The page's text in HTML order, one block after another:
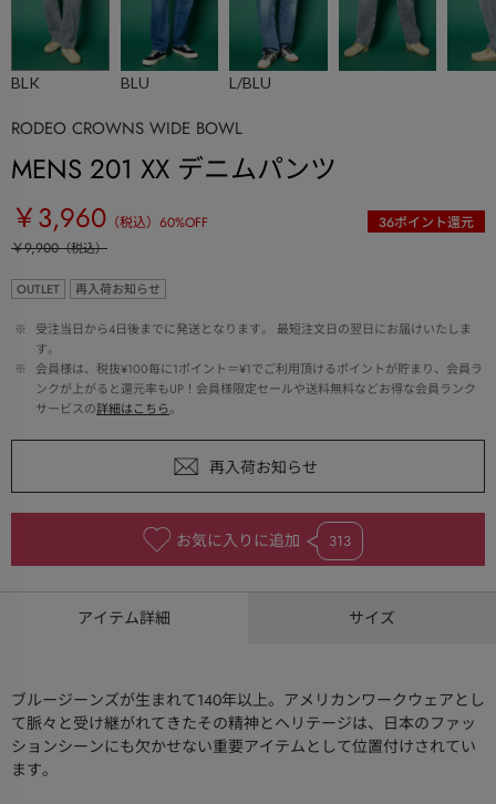
BLK BLU L/BLU
RODEO CROWNS WIDE BOWL
MENS 201 XX デニムパンツ
￥3,960 （税込） 60%OFF 36ポイント還元
￥9,900（税込）
OUTLET 再入荷お知らせ
※
受注当日から4日後までに発送となります。 最短注文日の翌日にお届けいたしま
す。
※
会員様は、税抜¥100毎に1ポイント＝¥1でご利用頂けるポイントが貯まり、会員ラ
ンクが上がると還元率もUP！会員様限定セールや送料無料などお得な会員ランク
サービスの詳細はこちら。
お気に入りに追加 313
アイテム詳細 サイズ
ブルージーンズが生まれて140年以上。アメリカンワークウェアとし
て脈々と受け継がれてきたその精神とヘリテージは、日本のファッ
ションシーンにも欠かせない重要アイテムとして位置付けされてい
ます。